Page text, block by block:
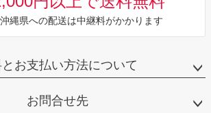
縄県への配送は中継料がかかります
お支払い方法について
お問合せ先